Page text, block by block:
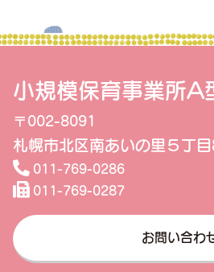
小規模保育事業所A
〒002-8091
札幌市北区南あいの里５丁
011-769-0286
011-769-0287
お問い合わ